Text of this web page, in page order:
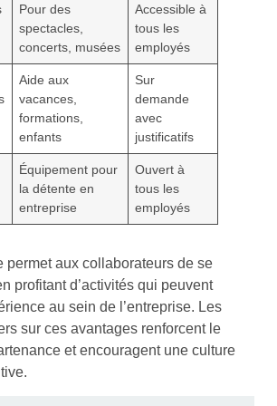
Pour des
spectacles,
concerts, musées
Accessible à
tous les
employés
Aide aux
vacances,
formations,
enfants
Sur
demande
avec
justificatifs
Équipement pour
la détente en
entreprise
Ouvert à
tous les
employés
permet aux collaborateurs de se
profitant d’activités qui peuvent
au sein de l’entreprise. Les
sur ces avantages renforcent le
et encouragent une culture